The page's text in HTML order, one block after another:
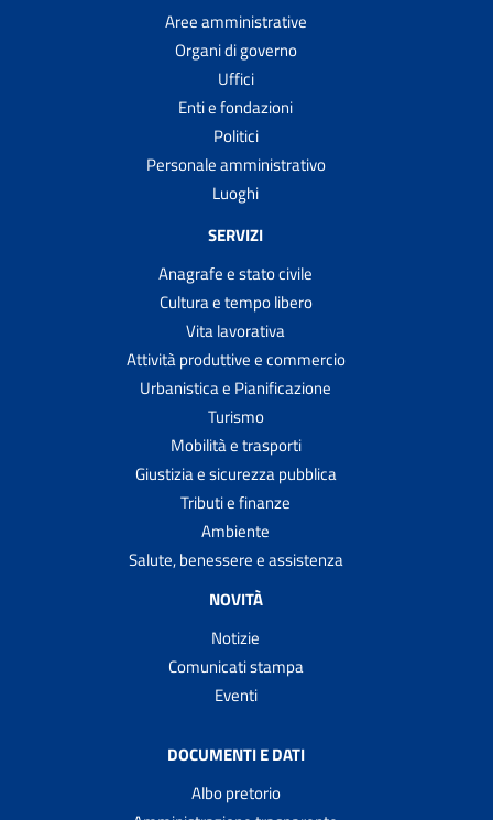
Aree amministrative
Organi di governo
Uffici
Enti e fondazioni
Politici
Personale amministrativo
Luoghi
SERVIZI
Anagrafe e stato civile
Cultura e tempo libero
Vita lavorativa
Attività produttive e commercio
Urbanistica e Pianificazione
Turismo
Mobilità e trasporti
Giustizia e sicurezza pubblica
Tributi e finanze
Ambiente
Salute, benessere e assistenza
NOVITÀ
Notizie
Comunicati stampa
Eventi
DOCUMENTI E DATI
Albo pretorio